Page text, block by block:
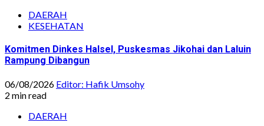
DAERAH
KESEHATAN
Komitmen Dinkes Halsel, Puskesmas Jikohai dan Laluin
Rampung Dibangun
06/08/2026 Editor: Hafik Umsohy
2 min read
DAERAH